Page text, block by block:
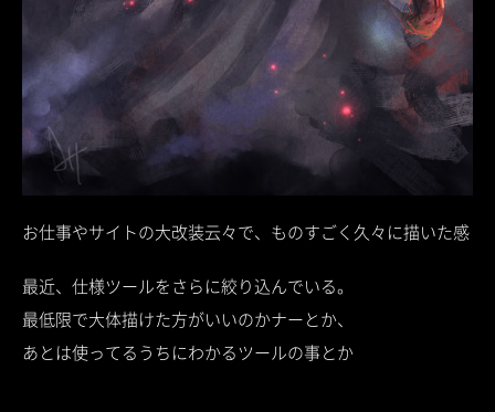
お仕事やサイトの大改装云々で、ものすごく久々に描いた感
最近、仕様ツールをさらに絞り込んでいる。
最低限で大体描けた方がいいのかナーとか、
あとは使ってるうちにわかるツールの事とか